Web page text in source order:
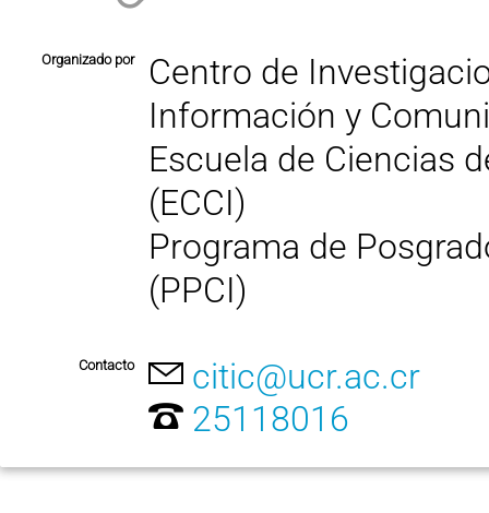
Organizado por
Centro de
Información y
Escuela de Ciencias
(ECCI)
Programa de
(PPCI)
Contacto
citic@ucr.ac.cr
25118016